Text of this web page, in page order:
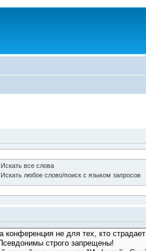
Искать все слова
Искать любое слово/поиск с языком запросов